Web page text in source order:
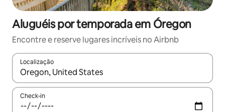
Aluguéis por temporada em Óregon
Encontre e reserve lugares incríveis no Airbnb
Localização
Quando os resultados estiverem disponíveis, explore-os
Check-in